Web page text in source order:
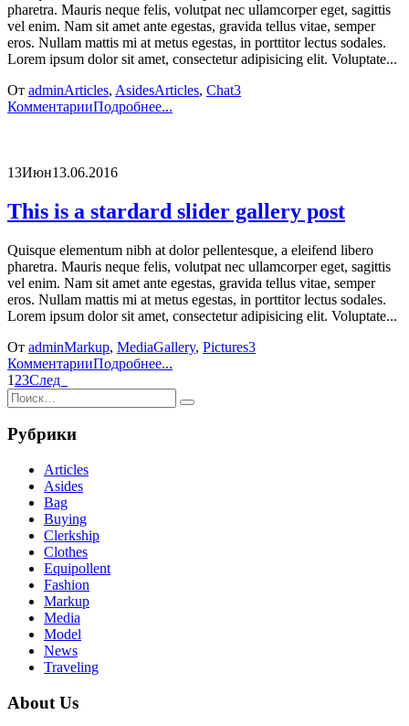
pharetra. Mauris neque felis, volutpat nec ullamcorper eget, sagittis
vel enim. Nam sit amet ante egestas, gravida tellus vitae, semper
eros. Nullam mattis mi at metus egestas, in porttitor lectus sodales.
Lorem ipsum dolor sit amet, consectetur adipisicing elit. Voluptate...
От adminArticles, AsidesArticles, Chat3
КомментарииПодробнее...
13Июн13.06.2016
This is a stardard slider gallery post
Quisque elementum nibh at dolor pellentesque, a eleifend libero
pharetra. Mauris neque felis, volutpat nec ullamcorper eget, sagittis
vel enim. Nam sit amet ante egestas, gravida tellus vitae, semper
eros. Nullam mattis mi at metus egestas, in porttitor lectus sodales.
Lorem ipsum dolor sit amet, consectetur adipisicing elit. Voluptate...
От adminMarkup, MediaGallery, Pictures3
КомментарииПодробнее...
1 23След
Рубрики
Articles
Asides
Bag
Buying
Clerkship
Clothes
Equipollent
Fashion
Markup
Media
Model
News
Traveling
About Us